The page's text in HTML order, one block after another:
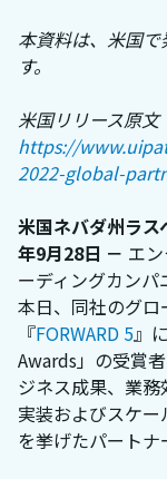
本資料は、米国
す。
米国リリース原文
https://
2022-global-
米国ネバダ州ラ
年9月28日 － エ
ーディングカンパ
本日、同社のグ
『FORWARD 5』
Awards」の受賞
ジネス成果、業
実装およびスケ
を挙げたパートナ